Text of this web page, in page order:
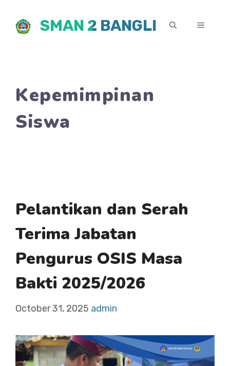
SMAN 2 BANGLI MENU
Kepemimpinan
Siswa
Pelantikan dan Serah
Terima Jabatan
Pengurus OSIS Masa
Bakti 2025/2026
October 31, 2025 admin